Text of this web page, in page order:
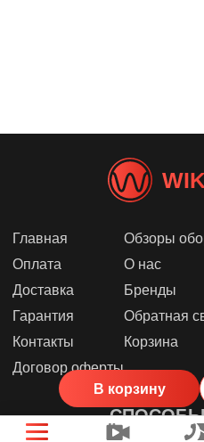
В корзину
Главная
Оплата
Доставка
Гарантия
Контакты
Договор оферты
Обзоры
О нас
Бренды
Обратная
Корзина